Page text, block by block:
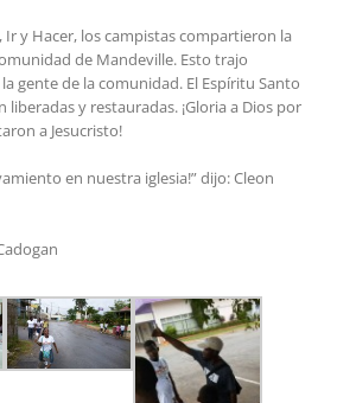
Ir y Hacer, los campistas compartieron la
de Mandeville. Esto trajo
gente de la comunidad. El Espíritu Santo
y restauradas. ¡Gloria a Dios por
a Jesucristo!
en nuestra iglesia!” dijo: Cleon